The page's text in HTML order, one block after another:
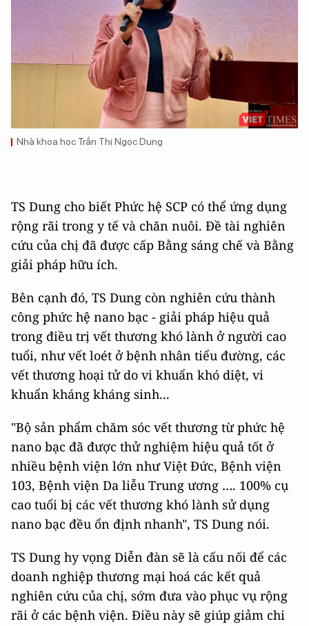
Nhà khoa học Trần Thị Ngọc Dung
TS Dung cho biết Phức hệ SCP có thể ứng dụng
rộng rãi trong y tế và chăn nuôi. Đề tài nghiên
cứu của chị đã được cấp Bằng sáng chế và Bằng
giải pháp hữu ích.
Bên cạnh đó, TS Dung còn nghiên cứu thành
công phức hệ nano bạc - giải pháp hiệu quả
trong điều trị vết thương khó lành ở người cao
tuổi, như vết loét ở bệnh nhân tiểu đường, các
vết thương hoại tử do vi khuẩn khó diệt, vi
khuẩn kháng kháng sinh...
"Bộ sản phẩm chăm sóc vết thương từ phức hệ
nano bạc đã được thử nghiệm hiệu quả tốt ở
nhiều bệnh viện lớn như Việt Đức, Bệnh viện
103, Bệnh viện Da liễu Trung ương …. 100% cụ
cao tuổi bị các vết thương khó lành sử dụng
nano bạc đều ổn định nhanh", TS Dung nói.
TS Dung hy vọng Diễn đàn sẽ là cấu nối để các
doanh nghiệp thương mại hoá các kết quả
nghiên cứu của chị, sớm đưa vào phục vụ rộng
rãi ở các bệnh viện. Điều này sẽ giúp giảm chi